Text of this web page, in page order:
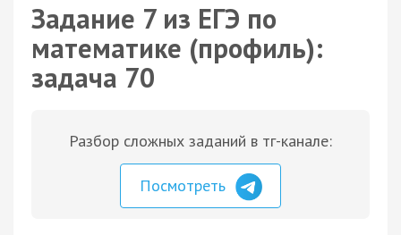
Задание 7 из ЕГЭ по
математике (профиль):
задача 70
Разбор сложных заданий в тг-канале:
Посмотреть